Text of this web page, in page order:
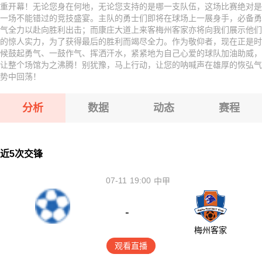
重开幕！无论您身在何地，无论您支持的是哪一支队伍，这场比赛绝对是
一场不能错过的竞技盛宴。主队的勇士们即将在球场上一展身手，必备勇
气全力以赴向胜利出击；而康庄大道上来客梅州客家亦将向我们展示他们
的惊人实力，为了获得最后的胜利而竭尽全力。作为敬仰者，现在正是时
候鼓起勇气、一鼓作气、挥洒汗水，紧紧地为自己心爱的球队加油助威，
让整个场馆为之沸腾！别犹豫，马上行动，让您的呐喊声在雄厚的恢弘气
势中回荡！
分析 数据 动态 赛程
近5次交锋
19:00
07-11 中甲
-
梅州客家
观看直播